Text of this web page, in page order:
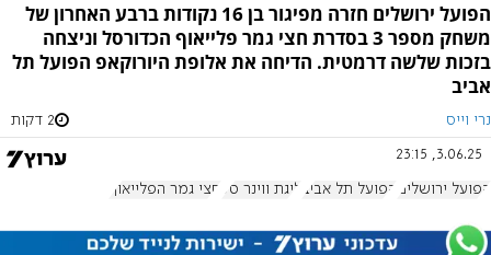
הפועל ירושלים חזרה מפיגור בן 16 נקודות ברבע האחרון של
משחק מספר 3 בסדרת חצי גמר פלייאוף הכדורסל וניצחה
בזכות שלשה דרמטית. הדיחה את אלופת היורוקאפ הפועל תל
אביב
נרי וייס 2 דקות
3.06.25, 23:15
הפועל ירושלים הפועל תל אביב ליגת ווינר סל חצי גמר הפלייאוף